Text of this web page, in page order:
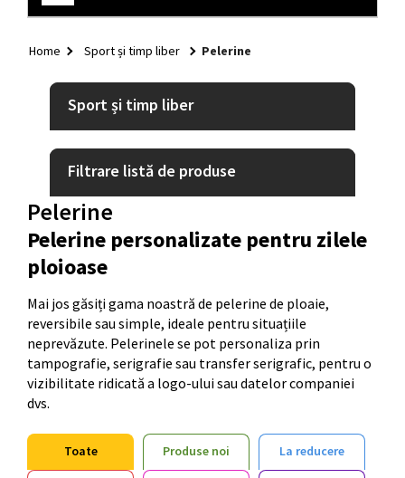
GENȚI ȘI RUCSACURI
GADGETURI
PIXURI
+
BIROU
SISTEME DE EXPUNERE
+
IDEI QUICK
CRĂCIUN
Home Sport și timp liber Pelerine
Sport și timp liber
Filtrare listă de produse
Pelerine
Pelerine personalizate pentru zilele
ploioase
Mai jos găsiți gama noastră de pelerine de ploaie,
reversibile sau simple, ideale pentru situațiile
neprevăzute. Pelerinele se pot personaliza prin
tampografie, serigrafie sau transfer serigrafic, pentru o
vizibilitate ridicată a logo-ului sau datelor companiei
dvs.
Toate Produse noi La reducere